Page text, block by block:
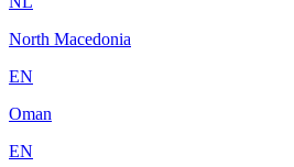
North Macedonia
EN
Oman
EN